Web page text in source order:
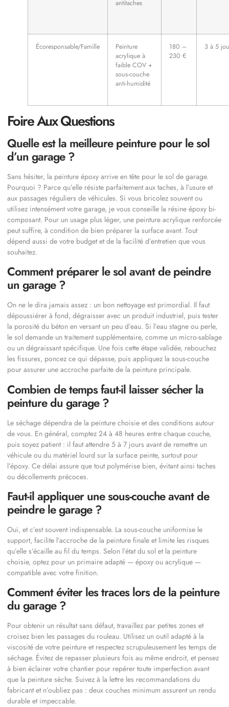
antitaches
Écoresponsable/Famille
Peinture
acrylique à
faible COV +
sous-couche
anti-humidité
180 –
230 €
3 à 5
Foire Aux Questions
Quelle est la meilleure peinture pour le sol
d’un garage ?
Sans hésiter, la peinture époxy arrive en tête pour le sol de garage.
Pourquoi ? Parce qu’elle résiste parfaitement aux taches, à l’usure et
aux passages réguliers de véhicules. Si vous bricolez souvent ou
utilisez intensément votre garage, je vous conseille la résine époxy bi-
composant. Pour un usage plus léger, une peinture acrylique renforcée
peut suffire, à condition de bien préparer la surface avant. Tout
dépend aussi de votre budget et de la facilité d’entretien que vous
souhaitez.
Comment préparer le sol avant de peindre
un garage ?
On ne le dira jamais assez : un bon nettoyage est primordial. Il faut
dépoussiérer à fond, dégraisser avec un produit industriel, puis tester
la porosité du béton en versant un peu d’eau. Si l’eau stagne ou perle,
le sol demande un traitement supplémentaire, comme un micro-sablage
ou un dégraissant spécifique. Une fois cette étape validée, rebouchez
les fissures, poncez ce qui dépasse, puis appliquez la sous-couche
pour assurer une accroche parfaite de la peinture principale.
Combien de temps faut-il laisser sécher la
peinture du garage ?
Le séchage dépendra de la peinture choisie et des conditions autour
de vous. En général, comptez 24 à 48 heures entre chaque couche,
puis soyez patient : il faut attendre 5 à 7 jours avant de remettre un
véhicule ou du matériel lourd sur la surface peinte, surtout pour
l’époxy. Ce délai assure que tout polymérise bien, évitant ainsi taches
ou décollements précoces.
Faut-il appliquer une sous-couche avant de
peindre le garage ?
Oui, et c’est souvent indispensable. La sous-couche uniformise le
support, facilite l’accroche de la peinture finale et limite les risques
qu’elle s’écaille au fil du temps. Selon l’état du sol et la peinture
choisie, optez pour un primaire adapté — époxy ou acrylique —
compatible avec votre finition.
Comment éviter les traces lors de la peinture
du garage ?
Pour obtenir un résultat sans défaut, travaillez par petites zones et
croisez bien les passages du rouleau. Utilisez un outil adapté à la
viscosité de votre peinture et respectez scrupuleusement les temps de
séchage. Évitez de repasser plusieurs fois au même endroit, et pensez
à bien éclairer votre chantier pour repérer toute imperfection avant
que la peinture sèche. Suivez à la lettre les recommandations du
fabricant et n’oubliez pas : deux couches minimum assurent un rendu
durable et impeccable.